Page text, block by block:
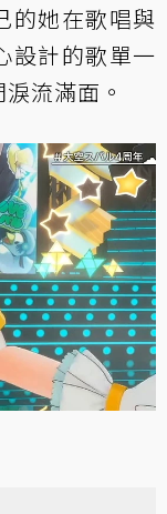
的她在歌唱與
設計的歌單一
流滿面。